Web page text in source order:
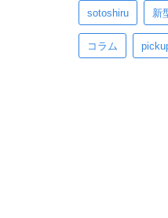
sotoshiru 新
コラム